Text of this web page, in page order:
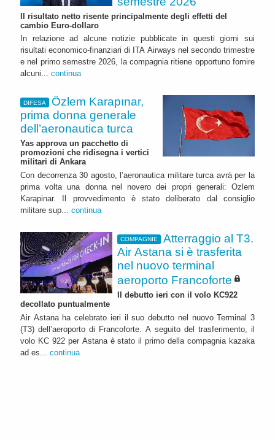
Il risultato netto risente principalmente degli effetti del
cambio Euro-dollaro
In relazione ad alcune notizie pubblicate in questi giorni sui
risultati economico-finanziari di ITA Airways nel secondo trimestre
e nel primo semestre 2026, la compagnia ritiene opportuno fornire
alcuni... continua
DIFESA
Özlem Karapınar,
prima donna generale
dell’aeronautica turca
Yas approva un pacchetto di
promozioni che ridisegna i vertici
militari di Ankara
Con decorrenza 30 agosto, l’aeronautica militare turca avrà per la
prima volta una donna nel novero dei propri generali: Ozlem
Karapinar. Il provvedimento è stato deliberato dal consiglio
militare sup... continua
COMPAGNIE
Atterraggio al T3.
Air Astana si è trasferita
nel nuovo terminal
aeroporto Francoforte
Il debutto ieri con il volo KC922
decollato puntualmente
Air Astana ha celebrato ieri il suo debutto nel nuovo Terminal 3
(T3) dell’aeroporto di Francoforte. A seguito del trasferimento, il
volo KC 922 per Astana è stato il primo della compagnia kazaka
ad es... continua